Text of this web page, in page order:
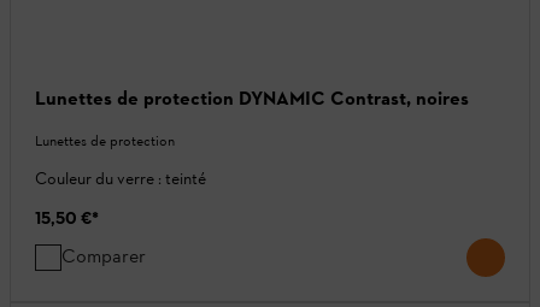
Lunettes de protection DYNAMIC Contrast, noires
Lunettes de protection
Couleur du verre : teinté
15,50 €*
Comparer